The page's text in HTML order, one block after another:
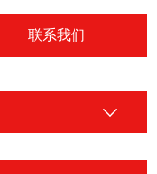
联系我们